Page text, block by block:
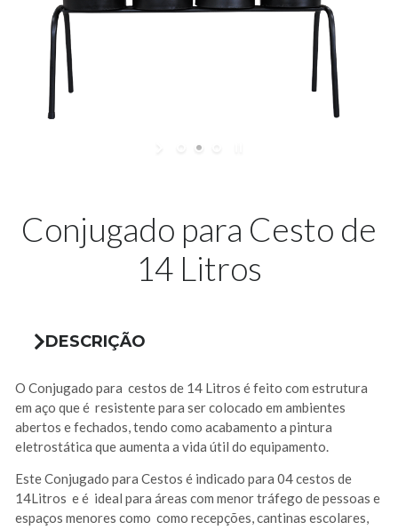
Conjugado para Cesto de
14 Litros
DESCRIÇÃO
O Conjugado para cestos de 14 Litros é feito com estrutura
em aço que é resistente para ser colocado em ambientes
abertos e fechados, tendo como acabamento a pintura
eletrostática que aumenta a vida útil do equipamento.
Este Conjugado para Cestos é indicado para 04 cestos de
14Litros e é ideal para áreas com menor tráfego de pessoas e
espaços menores como como recepções, cantinas escolares,